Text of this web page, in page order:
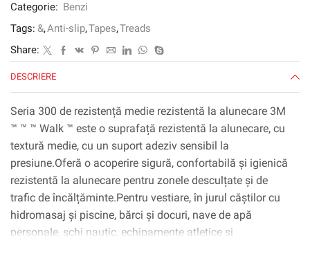
810
mm
18,3
m,
Categorie: Benzi
Tags: &,Anti-slip,Tapes,Treads
Share:
DESCRIERE
Seria 300 de rezistență medie rezistentă la alunecare 3M
™ ™ ™ Walk ™ este o suprafață rezistentă la alunecare, cu
textură medie, cu un suport adeziv sensibil la
presiune.Oferă o acoperire sigură, confortabilă și igienică
rezistentă la alunecare pentru zonele desculțate și de
trafic de încălțăminte.Pentru vestiare, în jurul căștilor cu
hidromasaj și piscine, bărci și docuri, nave de apă
personale, schi nautic, echipamente atletice și